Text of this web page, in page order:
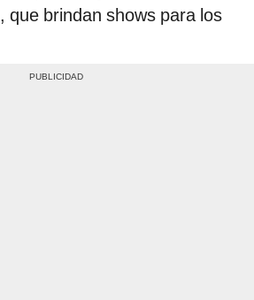
, que brindan shows para los